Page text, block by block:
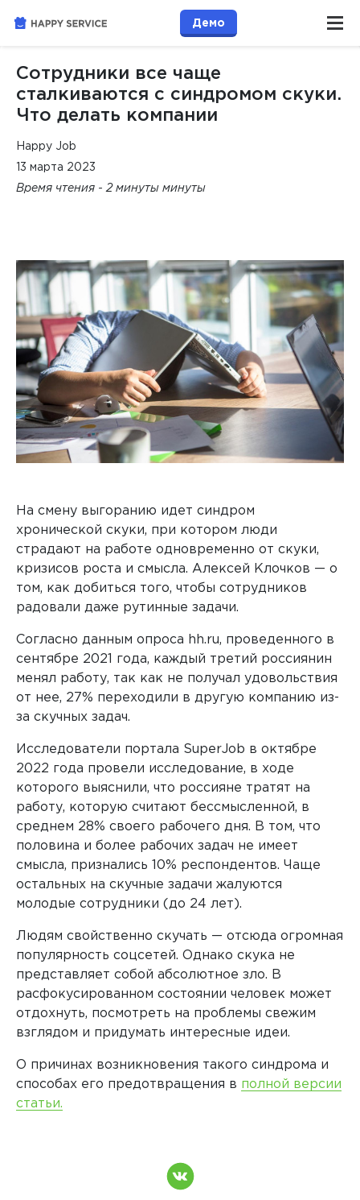
Демо
Сотрудники все чаще
сталкиваются с синдромом скуки.
Что делать компании
Happy Job
13 марта 2023
Время чтения - 2 минуты минуты
На смену выгоранию идет синдром
хронической скуки, при котором люди
страдают на работе одновременно от скуки,
кризисов роста и смысла. Алексей Клочков — о
том, как добиться того, чтобы сотрудников
радовали даже рутинные задачи.
Согласно данным опроса hh.ru, проведенного в
сентябре 2021 года, каждый третий россиянин
менял работу, так как не получал удовольствия
от нее, 27% переходили в другую компанию из-
за скучных задач.
Исследователи портала SuperJob в октябре
2022 года провели исследование, в ходе
которого выяснили, что россияне тратят на
работу, которую считают бессмысленной, в
среднем 28% своего рабочего дня. В том, что
половина и более рабочих задач не имеет
смысла, признались 10% респондентов. Чаще
остальных на скучные задачи жалуются
молодые сотрудники (до 24 лет).
Людям свойственно скучать — отсюда огромная
популярность соцсетей. Однако скука не
представляет собой абсолютное зло. В
расфокусированном состоянии человек может
отдохнуть, посмотреть на проблемы свежим
взглядом и придумать интересные идеи.
О причинах возникновения такого синдрома и
способах его предотвращения в полной версии
статьи.